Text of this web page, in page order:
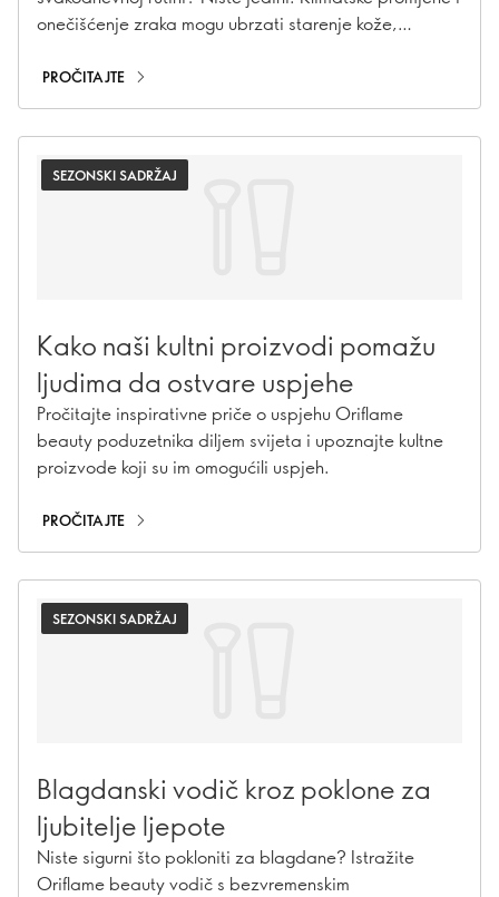
onečišćenje zraka mogu ubrzati starenje kože,
kolagena. Uz naše proizvode za zaštitu od sunca,
uključujući kreme za sunčanje, hidratantne kreme i
godine!
PROČITAJTE
SEZONSKI SADRŽAJ
Kako naši kultni proizvodi pomažu
ljudima da ostvare uspjehe
Pročitajte inspirativne priče o uspjehu Oriflame
beauty poduzetnika diljem svijeta i upoznajte kultne
proizvode koji su im omogućili uspjeh.
PROČITAJTE
SEZONSKI SADRŽAJ
Blagdanski vodič kroz poklone za
ljubitelje ljepote
Niste sigurni što pokloniti za blagdane? Istražite
Oriflame beauty vodič s bezvremenskim